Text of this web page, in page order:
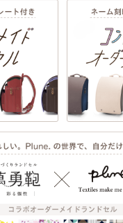
リッド仕様。
EXTERIOR DESIGN
詳しく見る